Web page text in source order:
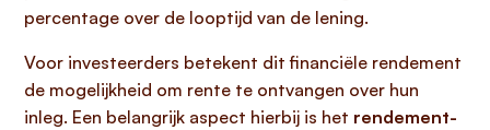
percentage over de looptijd van de lening.
Voor investeerders betekent dit financiële rendement
de mogelijkheid om rente te ontvangen over hun
inleg. Een belangrijk aspect hierbij is het rendement-